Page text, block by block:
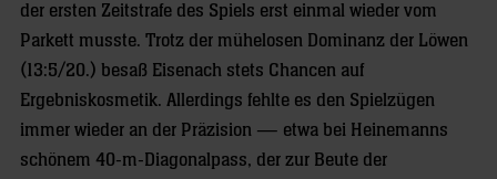
der ersten Zeitstrafe des Spiels erst einmal wieder vom
Parkett musste. Trotz der mühelosen Dominanz der Löwen
(13:5/20.) besaß Eisenach stets Chancen auf
Ergebniskosmetik. Allerdings fehlte es den Spielzügen
immer wieder an der Präzision — etwa bei Heinemanns
schönem 40-m-Diagonalpass, der zur Beute der